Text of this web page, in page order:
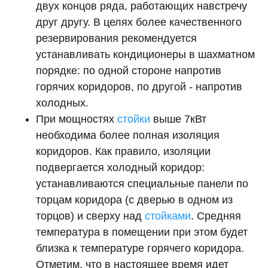
двух концов ряда, работающих навстречу
друг другу. В целях более качественного
резервирования рекомендуется
устанавливать кондиционеры в шахматном
порядке: по одной стороне напротив
горячих коридоров, по другой - напротив
холодных.
При мощностях стойки выше 7кВт
необходима более полная изоляция
коридоров. Как правило, изоляции
подвергается холодный коридор:
устанавливаются специальные панели по
торцам коридора (с дверью в одном из
торцов) и сверху над стойками. Средняя
температура в помещении при этом будет
близка к температуре горячего коридора.
Отметим, что в настоящее время идет